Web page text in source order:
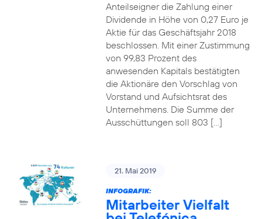
Anteilseigner die Zahlung einer
Dividende in Höhe von 0,27 Euro je
Aktie für das Geschäftsjahr 2018
beschlossen. Mit einer Zustimmung
von 99,83 Prozent des
anwesenden Kapitals bestätigten
die Aktionäre den Vorschlag von
Vorstand und Aufsichtsrat des
Unternehmens. Die Summe der
Ausschüttungen soll 803 […]
21. Mai 2019
INFOGRAFIK:
Mitarbeiter Vielfalt